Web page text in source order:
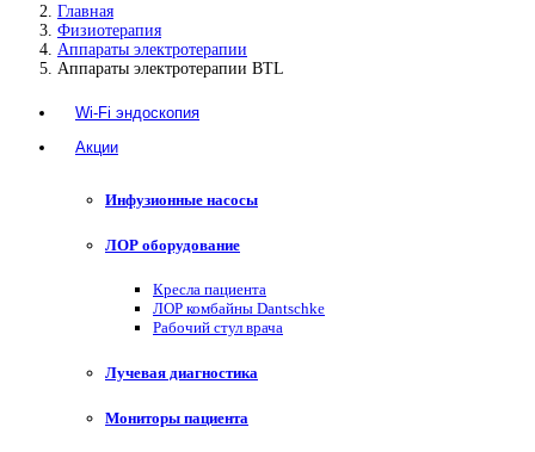
Главная
Физиотерапия
Аппараты электротерапии
Аппараты электротерапии BTL
Wi-Fi эндоскопия
Акции
Инфузионные насосы
ЛОР оборудование
Кресла пациента
ЛОР комбайны Dantschke
Рабочий стул врача
Лучевая диагностика
Мониторы пациента